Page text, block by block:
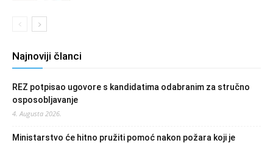
Najnoviji članci
REZ potpisao ugovore s kandidatima odabranim za stručno
osposobljavanje
4. Augusta 2026.
Ministarstvo će hitno pružiti pomoć nakon požara koji je